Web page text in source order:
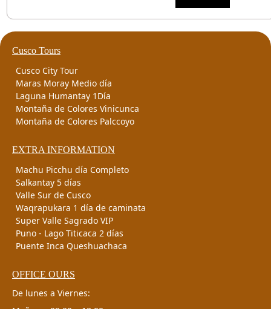
Cusco Tours
Cusco City Tour
Maras Moray Medio día
Laguna Humantay 1Día
Montaña de Colores Vinicunca
Montaña de Colores Palccoyo
EXTRA INFORMATION
Machu Picchu día Completo
Salkantay 5 días
Valle Sur de Cusco
Waqrapukara 1 día de caminata
Super Valle Sagrado VIP
Puno - Lago Titicaca 2 días
Puente Inca Queshuachaca
OFFICE OURS
De lunes a Viernes: